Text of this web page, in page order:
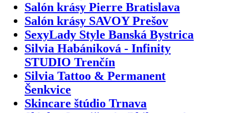
Salón krásy Pierre Bratislava
Salón krásy SAVOY Prešov
SexyLady Style Banská Bystrica
Silvia Habániková - Infinity
STUDIO Trenčín
Silvia Tattoo & Permanent
Šenkvice
Skincare štúdio Trnava